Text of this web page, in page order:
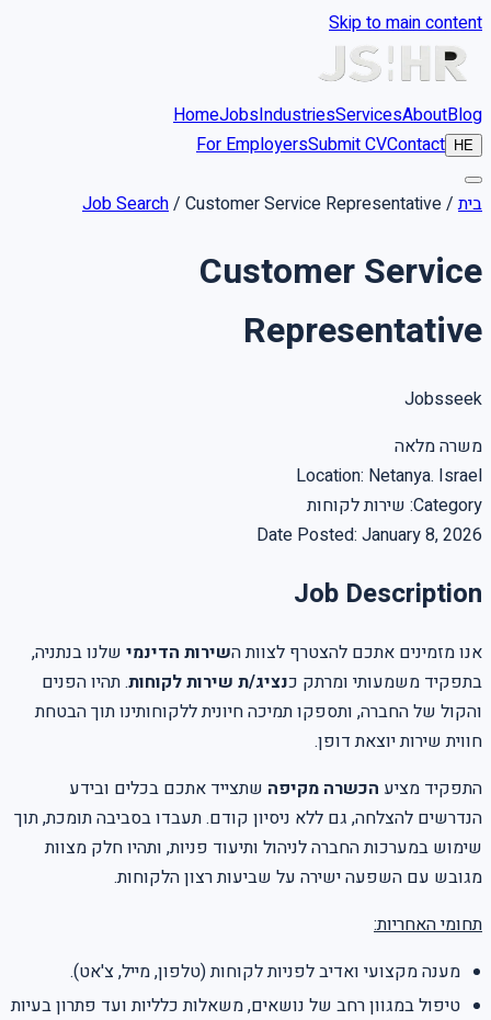
Skip to main content
HomeJobsIndustriesServicesAboutBlog
HE
For EmployersSubmit CVContact
בית/
Job Search/ Customer Service Representative
Customer Service
Representative
Jobsseek
משרה מלאה
Location: Netanya. Israel
Category
: שירות לקוחות
Date Posted: January 8, 2026
Job Description
אנו מזמינים אתכם להצטרף לצוות השירות הדינמי שלנו בנתניה,
בתפקיד משמעותי ומרתק כנציג/ת שירות לקוחות. תהיו הפנים
והקול של החברה, ותספקו תמיכה חיונית ללקוחותינו תוך הבטחת
חווית שירות יוצאת דופן.
התפקיד מציע הכשרה מקיפה שתצייד אתכם בכלים ובידע
הנדרשים להצלחה, גם ללא ניסיון קודם. תעבדו בסביבה תומכת, תוך
שימוש במערכות החברה לניהול ותיעוד פניות, ותהיו חלק מצוות
מגובש עם השפעה ישירה על שביעות רצון הלקוחות.
תחומי האחריות:
מענה מקצועי ואדיב לפניות לקוחות (טלפון, מייל, צ'אט).
טיפול במגוון רחב של נושאים, משאלות כלליות ועד פתרון בעיות